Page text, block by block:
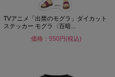
TVアニメ「出禁のモグラ」ダイカット
ステッカー モグラ〈百暗...
価格：550円(税込)